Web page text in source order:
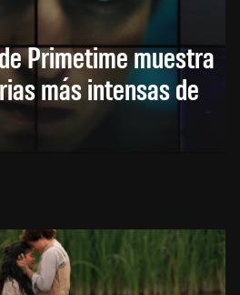
Primetime muestra
más intensas de